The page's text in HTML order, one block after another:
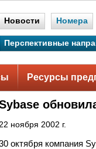
Новости Номера
Перспективные
Ресурсы
ноября 2002 г.
октября компания